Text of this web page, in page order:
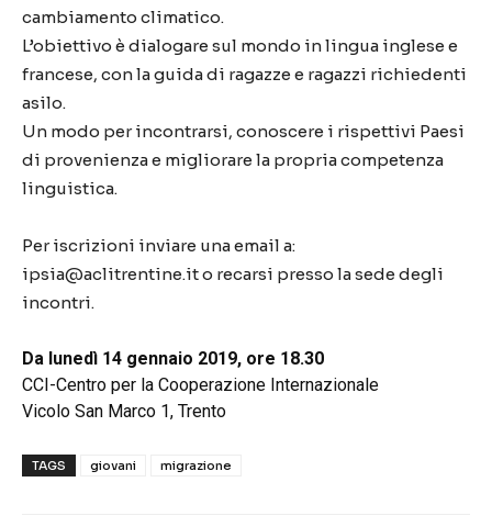
cambiamento climatico.
L’obiettivo è dialogare sul mondo in lingua inglese e
francese, con la guida di ragazze e ragazzi richiedenti
asilo.
Un modo per incontrarsi, conoscere i rispettivi Paesi
di provenienza e migliorare la propria competenza
linguistica.
Per iscrizioni inviare una email a:
ipsia@aclitrentine.it o recarsi presso la sede degli
incontri.
Da lunedì 14 gennaio 2019, ore 18.30
CCI-Centro per la Cooperazione Internazionale
Vicolo San Marco 1, Trento
TAGS giovani migrazione